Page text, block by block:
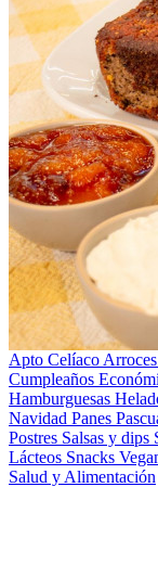
Apto Celíaco
Cumpleaños
Hamburguesas
Navidad Panes
Postres Salsas y dips
Lácteos Snacks
Salud y Alimentación